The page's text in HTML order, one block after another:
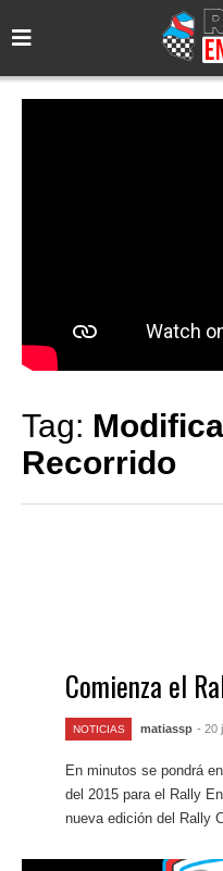
Tag:
Recorrido
Comienza el
NOTICIAS matiassp - 20
En minutos se pondrá
del 2015 para el Rally
nueva edición del Rally